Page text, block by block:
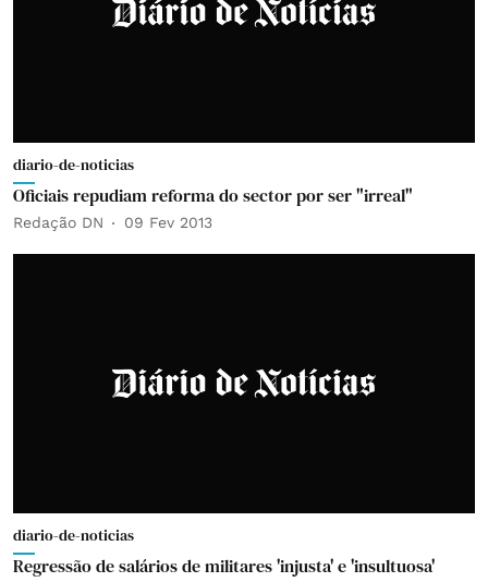
diario-de-noticias
Oficiais repudiam reforma do sector por ser "irreal"
Redação DN 09 Fev 2013
diario-de-noticias
Regressão de salários de militares 'injusta' e 'insultuosa'